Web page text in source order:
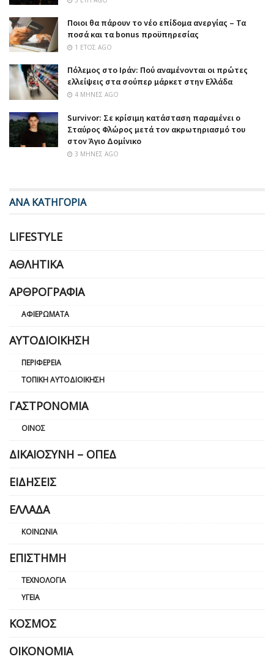
Ποιοι θα πάρουν το νέο επίδομα ανεργίας – Τα
ποσά και τα bonus προϋπηρεσίας
1 ΈΤΟΣ AGO
Πόλεμος στο Ιράν: Πού αναμένονται οι πρώτες
ελλείψεις στα σούπερ μάρκετ στην Ελλάδα
4 ΜΉΝΕΣ AGO
Survivor: Σε κρίσιμη κατάσταση παραμένει ο
Σταύρος Φλώρος μετά τον ακρωτηριασμό του
στον Άγιο Δομίνικο
3 ΜΉΝΕΣ AGO
ΑΝΑ ΚΑΤΗΓΟΡΙΑ
LIFESTYLE
ΑΘΛΗΤΙΚΆ
ΑΡΘΡΟΓΡΑΦΊΑ
ΑΦΙΕΡΏΜΑΤΑ
ΑΥΤΟΔΙΟΊΚΗΣΗ
ΠΕΡΙΦΈΡΕΙΑ
ΤΟΠΙΚΉ ΑΥΤΟΔΙΟΊΚΗΣΗ
ΓΑΣΤΡΟΝΟΜΊΑ
ΟΊΝΟΣ
ΔΙΚΑΙΟΣΎΝΗ – ΟΠΕΔ
ΕΙΔΉΣΕΙΣ
ΕΛΛΆΔΑ
ΚΟΙΝΩΝΊΑ
ΕΠΙΣΤΉΜΗ
ΤΕΧΝΟΛΟΓΊΑ
ΥΓΕΊΑ
ΚΌΣΜΟΣ
ΟΙΚΟΝΟΜΊΑ